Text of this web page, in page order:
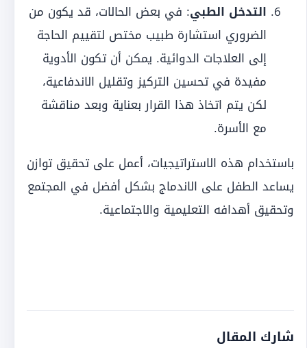
التدخل الطبي: في بعض الحالات، قد يكون من
الضروري استشارة طبيب مختص لتقييم الحاجة
إلى العلاجات الدوائية. يمكن أن تكون الأدوية
مفيدة في تحسين التركيز وتقليل الاندفاعية،
لكن يتم اتخاذ هذا القرار بعناية وبعد مناقشة
مع الأسرة.
باستخدام هذه الاستراتيجيات، أعمل على تحقيق توازن
يساعد الطفل على الاندماج بشكل أفضل في المجتمع
وتحقيق أهدافه التعليمية والاجتماعية.
شارك المقال